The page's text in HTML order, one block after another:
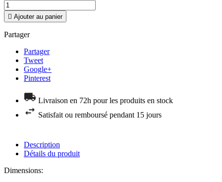
 Ajouter au panier
Partager
Partager
Tweet
Google+
Pinterest
Livraison en 72h pour les produits en stock
Satisfait ou remboursé pendant 15 jours
Description
Détails du produit
Dimensions: